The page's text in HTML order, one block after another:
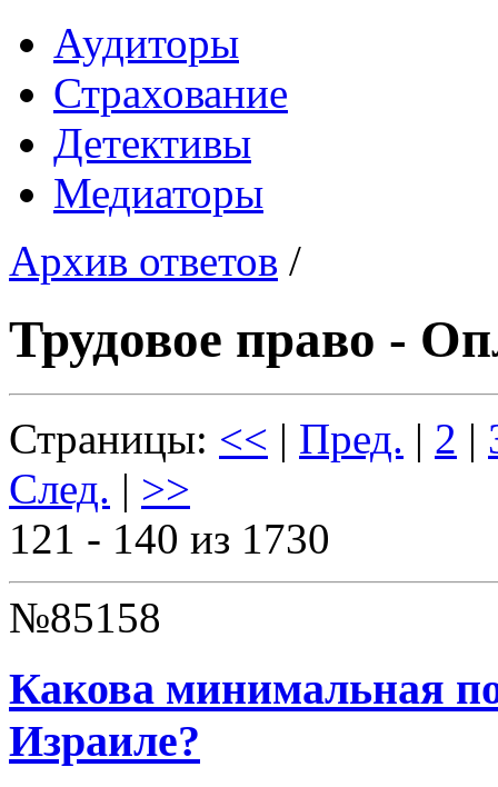
Аудиторы
Страхование
Детективы
Медиаторы
Архив ответов /
Трудовое право -
Страницы: << | Пред. | 2 |
След. | >>
121 - 140 из 1730
№85158
Какова минимальная
Израиле?